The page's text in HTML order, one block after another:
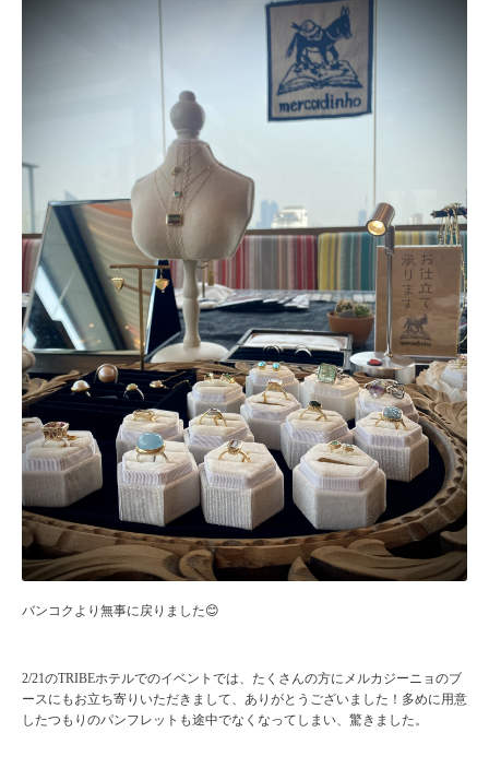
バンコクより無事に戻りました😊
2/21のTRIBEホテルでのイベントでは、たくさんの方にメルカジーニョのブ
ースにもお立ち寄りいただきまして、ありがとうございました！多めに用意
したつもりのパンフレットも途中でなくなってしまい、驚きました。